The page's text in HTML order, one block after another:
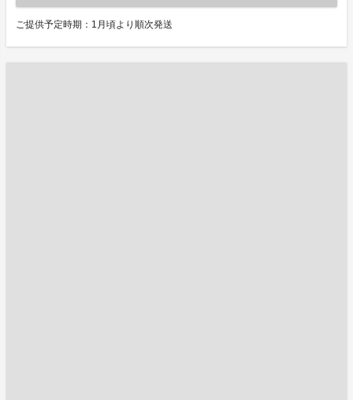
ご提供予定時期：1月頃より順次発送